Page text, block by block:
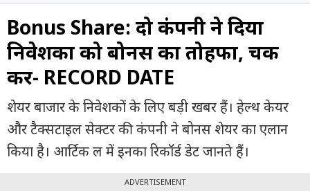
Dark
Mode
होम
शेयर
वीडियो
ट्रेंडिंग
Bonus Share: दो कंपनी ने दिया
निवेशकों को बोनस का तोहफा, चेंक
करें- RECORD DATE
शेयर बाजार के निवेशकों के लिए बड़ी खबर हैं। हेल्थ केयर
और टैक्सटाइल सेक्टर की कंपनी ने बोनस शेयर का एलान
किया है। आर्टिक ल में इनका रिकॉर्ड डेट जानते हैं।
ADVERTISEMENT